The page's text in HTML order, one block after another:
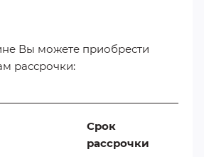
Вы можете приобрести
рассрочки:
Срок
рассрочки